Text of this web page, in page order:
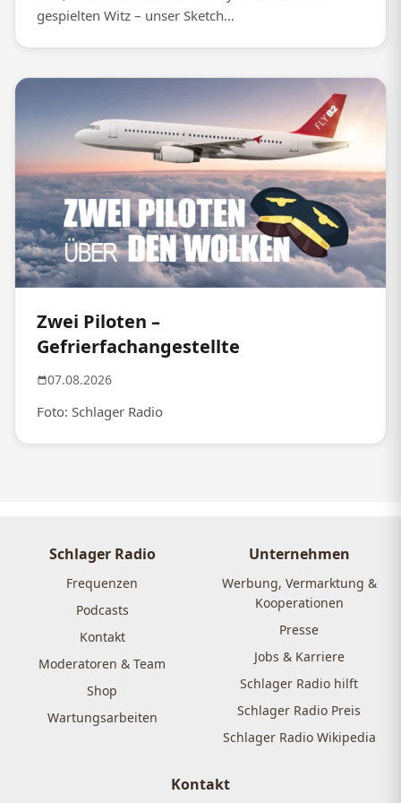
gespielten Witz – unser Sketch...
Zwei Piloten –
Gefrierfachangestellte
07.08.2026
Foto: Schlager Radio
Schlager Radio
Frequenzen
Podcasts
Kontakt
Moderatoren & Team
Shop
Wartungsarbeiten
Unternehmen
Werbung, Vermarktung &
Kooperationen
Presse
Jobs & Karriere
Schlager Radio hilft
Schlager Radio Preis
Schlager Radio Wikipedia
Kontakt